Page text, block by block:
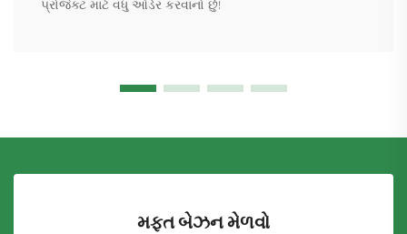
પ્રોજેક્ટ માટે વધુ ઓર્ડર કરવાનો છું!
મફત બેઝન મેળવો